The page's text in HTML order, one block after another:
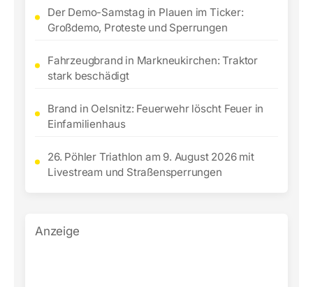
Der Demo-Samstag in Plauen im Ticker:
Großdemo, Proteste und Sperrungen
Fahrzeugbrand in Markneukirchen: Traktor
stark beschädigt
Brand in Oelsnitz: Feuerwehr löscht Feuer in
Einfamilienhaus
26. Pöhler Triathlon am 9. August 2026 mit
Livestream und Straßensperrungen
Anzeige